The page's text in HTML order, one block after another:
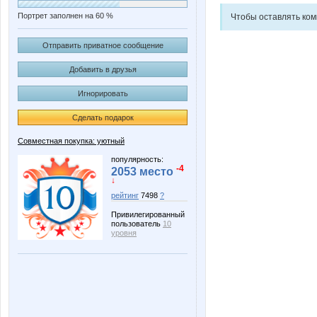
Портрет заполнен на 60 %
Отправить приватное сообщение
Добавить в друзья
Игнорировать
Сделать подарок
Совместная покупка: уютный
популярность:
2053 место -4
↓
рейтинг 7498 ?
Привилегированный
пользователь 10
уровня
Чтобы оставлять